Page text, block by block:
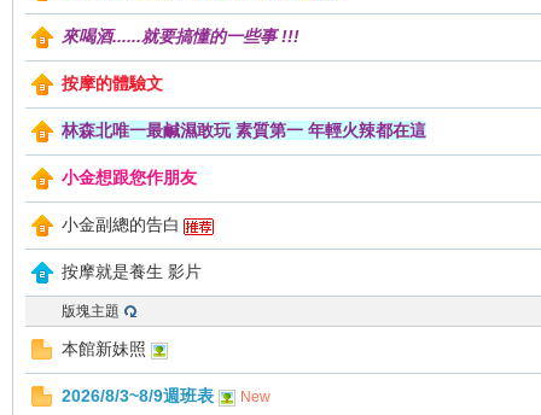
來喝酒......就要搞懂的一些事 !!!
按摩的體驗文
林森北唯一最鹹濕敢玩 素質第一 年輕火辣都在這
小金想跟您作朋友
小金副總的告白
按摩就是養生 影片
版塊主題
本館新妹照
2026/8/3~8/9週班表 New